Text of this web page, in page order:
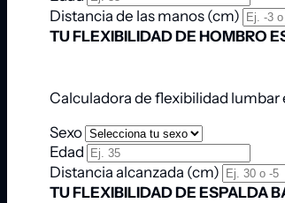
Distancia de las manos (cm)
TU FLEXIBILIDAD DE HOMBRO
Calculadora de flexibilidad lumbar
Sexo
Edad
Distancia alcanzada (cm)
TU FLEXIBILIDAD DE ESPALDA